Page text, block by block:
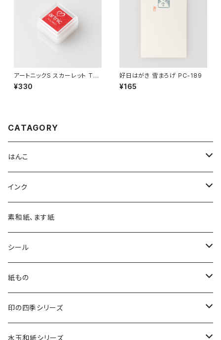
アートニックS スカーレット TS-
14
¥330
好日はがき 雪まろげ PC-189
¥165
CATAGORY
はんこ
四季の印
四季の印・こばこ
木印
文字印
インク
アートニックS
デリカータ
バーサカラー
素和紙、ます紙
シール
四季シール
紙もの
カード・はがき
カード
レターセット・便箋
印の四季シリーズ
四季の印
水玉和紙シリーズ